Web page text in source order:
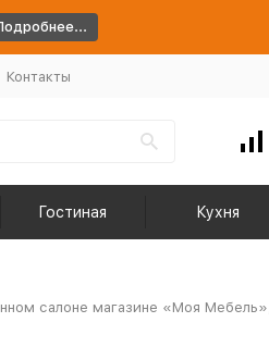
Контакты
Гостиная Кухня
салоне магазине «Моя